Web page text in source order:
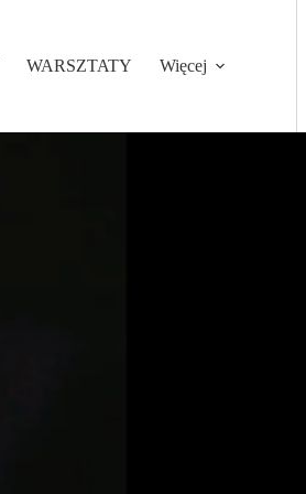
WARSZTATY Więcej